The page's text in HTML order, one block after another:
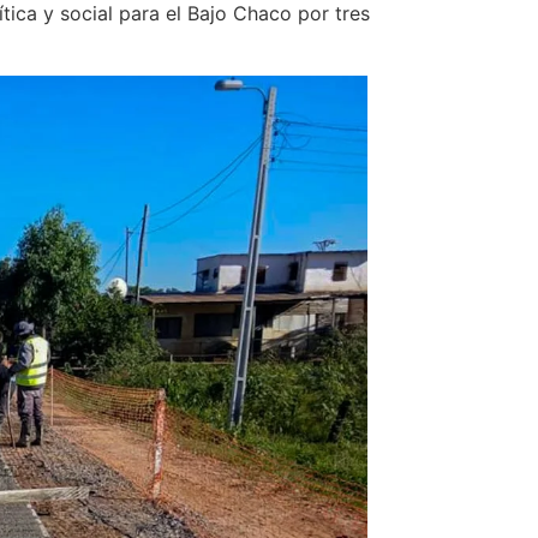
y social para el Bajo Chaco por tres